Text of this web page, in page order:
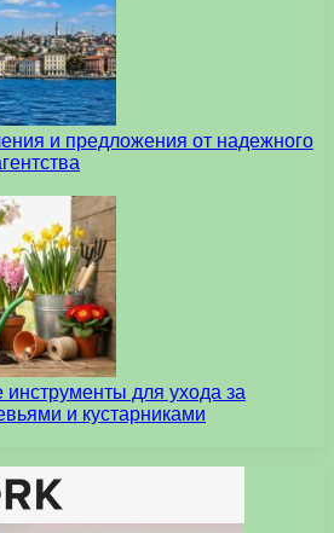
и предложения от надежного
для ухода за
и кустарниками